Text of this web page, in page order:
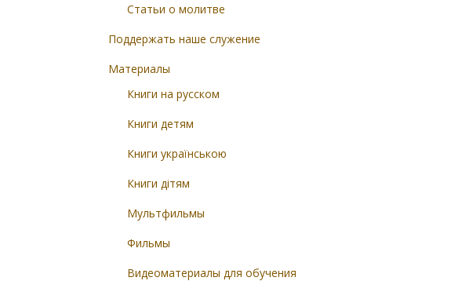
Статьи о молитве
Поддержать наше служение
Материалы
Книги на русском
Книги детям
Книги українською
Книги дітям
Мультфильмы
Фильмы
Видеоматериалы для обучения